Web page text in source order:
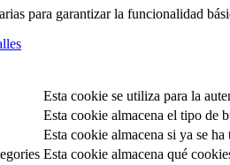
para garantizar la funcionalidad
Esta cookie se utiliza para la
Esta cookie almacena el tipo de
Esta cookie almacena si ya se
Esta cookie almacena qué